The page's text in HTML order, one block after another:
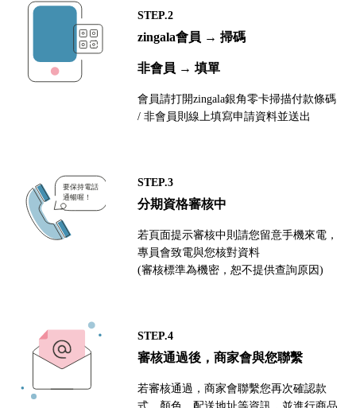
STEP.2
zingala會員 → 掃碼
非會員 → 填單
會員請打開zingala銀角零卡掃描付款條碼
/ 非會員則線上填寫申請資料並送出
STEP.3
分期資格審核中
若頁面提示審核中則請您留意手機來電，
專員會致電與您核對資料
(審核標準為機密，恕不提供查詢原因)
STEP.4
審核通過後，商家會與您聯繫
若審核通過，商家會聯繫您再次確認款